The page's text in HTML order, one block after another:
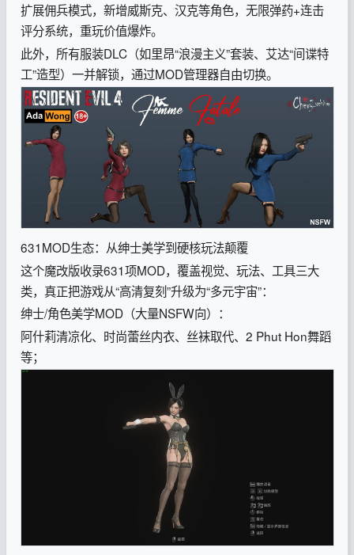
扩展佣兵模式，新增威斯克、汉克等角色，无限弹药+连击
评分系统，重玩价值爆炸。
此外，所有服装DLC（如里昂“浪漫主义”套装、艾达“间谍特
工”造型）一并解锁，通过MOD管理器自由切换。
631MOD生态：从绅士美学到硬核玩法颠覆
这个魔改版收录631项MOD，覆盖视觉、玩法、工具三大
类，真正把游戏从“高清复刻”升级为“多元宇宙”：
绅士/角色美学MOD（大量NSFW向）：
阿什莉清凉化、时尚蕾丝内衣、丝袜取代、2 Phut Hon舞蹈
等；